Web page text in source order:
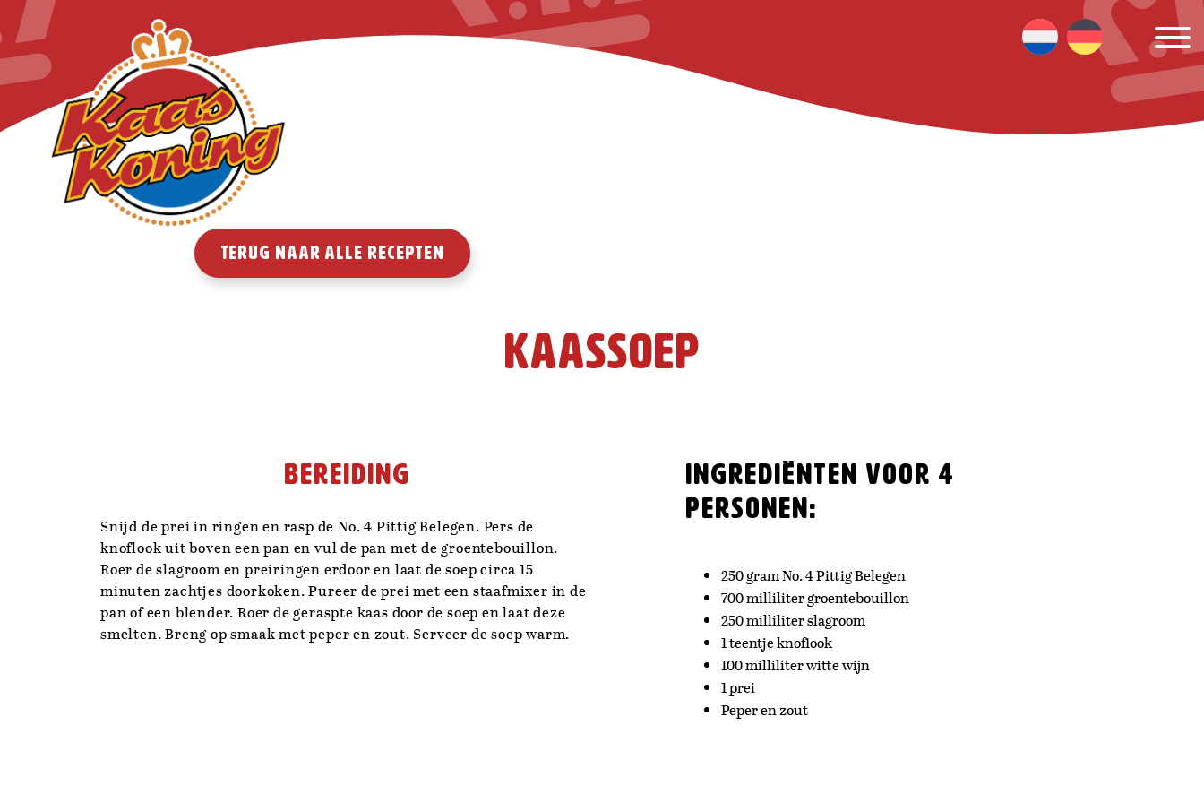
COOKIES
Nederlands: De KaasKoning gebruikt cookies zodat je onze website optimaal kunt gebruiken. Met deze
cookies kunnen wij en derde partijen je internetgedrag analyseren en je relevante informatie en
advertenties tonen op deze en andere websites. Door gebruik te blijven maken van deze website of
Go
Terug naar alle recepten
Kaassoep
Bereiding
Snijd de prei in ringen en rasp de No. 4 Pittig Belegen. Pers de
knoflook uit boven een pan en vul de pan met de groentebouillon.
Roer de slagroom en preiringen erdoor en laat de soep circa 15
minuten zachtjes doorkoken. Pureer de prei met een staafmixer in de
pan of een blender. Roer de geraspte kaas door de soep en laat deze
smelten. Breng op smaak met peper en zout. Serveer de soep warm.
Ingrediënten voor 4
personen:
250 gram No. 4 Pittig Belegen
700 milliliter groentebouillon
250 milliliter slagroom
1 teentje knoflook
100 milliliter witte wijn
1 prei
Peper en zout